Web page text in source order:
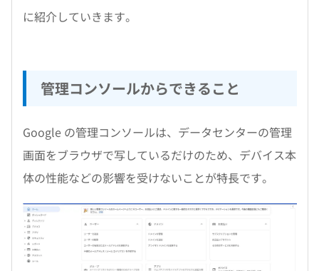
に紹介していきます。
管理コンソールからできること
Google の管理コンソールは、データセンターの管理
画面をブラウザで写しているだけのため、デバイス本
体の性能などの影響を受けないことが特長です。